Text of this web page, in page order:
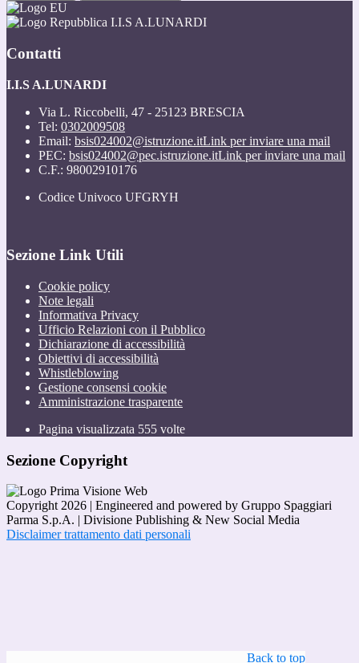
I.I.S A.LUNARDI
Contatti
I.I.S A.LUNARDI
Via L. Riccobelli, 47 - 25123 BRESCIA
Tel: 0302009508
Email: bsis024002@istruzione.itLink per inviare una mail
PEC: bsis024002@pec.istruzione.itLink per inviare una mail
C.F.: 98002910176
Codice Univoco UFGRYH
Sezione Link Utili
Cookie policy
Note legali
Informativa Privacy
Ufficio Relazioni con il Pubblico
Dichiarazione di accessibilità
Obiettivi di accessibilità
Whistleblowing
Gestione consensi cookie
Amministrazione trasparente
Pagina visualizzata 555 volte
Sezione Copyright
Copyright 2026 | Engineered and powered by Gruppo Spaggiari
Parma S.p.A. | Divisione Publishing & New Social Media
Disclaimer trattamento dati personali
Back to top